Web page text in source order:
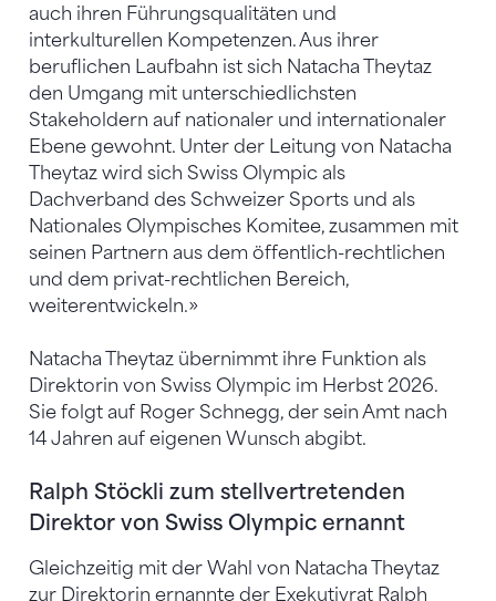
auch ihren Führungsqualitäten und
interkulturellen Kompetenzen. Aus ihrer
beruflichen Laufbahn ist sich Natacha Theytaz
den Umgang mit unterschiedlichsten
Stakeholdern auf nationaler und internationaler
Ebene gewohnt. Unter der Leitung von Natacha
Theytaz wird sich Swiss Olympic als
Dachverband des Schweizer Sports und als
Nationales Olympisches Komitee, zusammen mit
seinen Partnern aus dem öffentlich-rechtlichen
und dem privat-rechtlichen Bereich,
weiterentwickeln.»
Natacha Theytaz übernimmt ihre Funktion als
Direktorin von Swiss Olympic im Herbst 2026.
Sie folgt auf Roger Schnegg, der sein Amt nach
14 Jahren auf eigenen Wunsch abgibt.
Ralph Stöckli zum stellvertretenden
Direktor von Swiss Olympic ernannt
Gleichzeitig mit der Wahl von Natacha Theytaz
zur Direktorin ernannte der Exekutivrat Ralph